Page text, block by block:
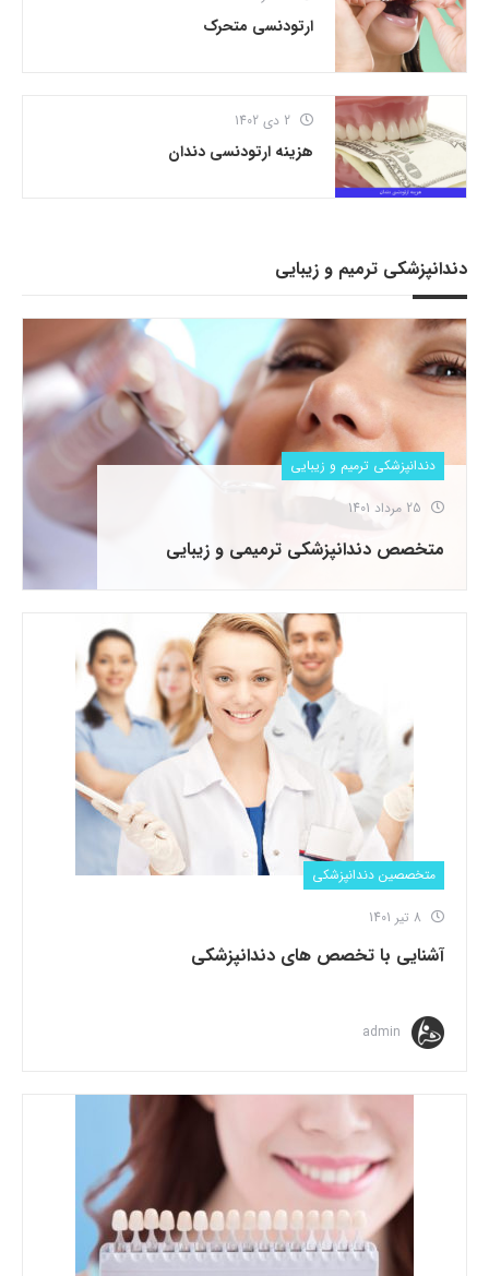
ارتودنسی متحرک
هزینه ارتودنسی دندان
دندانپزشکی ترمیم و زیبایی
دندانپزشکی ترمیم و زیبایی
متخصص دندانپزشکی ترمیمی و زیبایی
متخصصین دندانپزشکی
آشنایی با تخصص های دندانپزشکی
admin